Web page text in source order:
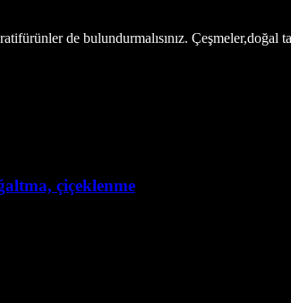
de bulundurmalısınız. Çeşmeler,doğal
çiçeklenme